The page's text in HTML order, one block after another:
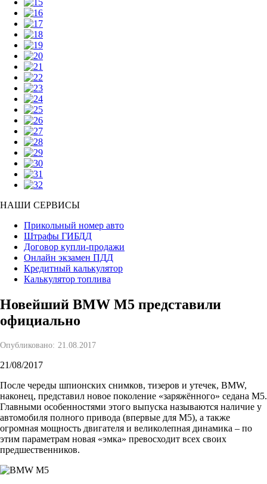
НАШИ СЕРВИСЫ
Прикольный номер авто
Штрафы ГИБДД
Договор купли-продажи
Онлайн экзамен ПДД
Кредитный калькулятор
Калькулятор топлива
Новейший BMW M5 представили
официально
Опубликовано: 21.08.2017
21/08/2017
После череды шпионских снимков, тизеров и утечек, BMW,
наконец, представил новое поколение «заряжённого» седана M5.
Главными особенностями этого выпуска называются наличие у
автомобиля полного привода (впервые для M5), а также
огромная мощность двигателя и великолепная динамика – по
этим параметрам новая «эмка» превосходит всех своих
предшественников.